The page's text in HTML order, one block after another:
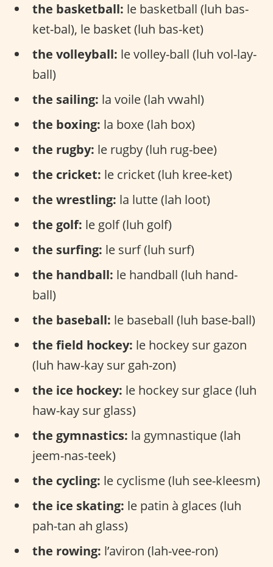
the basketball: le basketball (luh bas-
ket-bal), le basket (luh bas-ket)
the volleyball: le volley-ball (luh vol-lay-
ball)
the sailing: la voile (lah vwahl)
the boxing: la boxe (lah box)
the rugby: le rugby (luh rug-bee)
the cricket: le cricket (luh kree-ket)
the wrestling: la lutte (lah loot)
the golf: le golf (luh golf)
the surfing: le surf (luh surf)
the handball: le handball (luh hand-
ball)
the baseball: le baseball (luh base-ball)
the field hockey: le hockey sur gazon
(luh haw-kay sur gah-zon)
the ice hockey: le hockey sur glace (luh
haw-kay sur glass)
the gymnastics: la gymnastique (lah
jeem-nas-teek)
the cycling: le cyclisme (luh see-kleesm)
the ice skating: le patin à glaces (luh
pah-tan ah glass)
the rowing: l’aviron (lah-vee-ron)